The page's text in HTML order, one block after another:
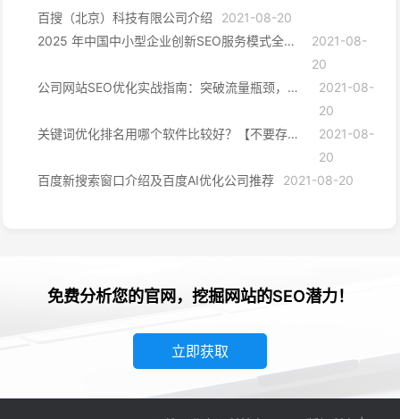
百搜（北京）科技有限公司介绍
2021-08-20
2025 年中国中小型企业创新SEO服务模式全景洞察
2021-08-
20
公司网站SEO优化实战指南：突破流量瓶颈，抢占搜索先机
2021-08-
20
关键词优化排名用哪个软件比较好？【不要存在任何幻想】
2021-08-
20
百度新搜索窗口介绍及百度AI优化公司推荐
2021-08-20
免费分析您的官网，挖掘网站的SEO潜力！
立即获取